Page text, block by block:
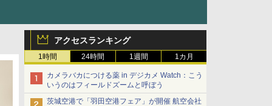
アクセスランキング
1時間 24時間 1週間 1カ月
カメラバカにつける薬 in デジカメ Watch：こう
いうのはフィールドズームと呼ぼう
茨城空港で「羽田空港フェア」が開催 航空会社